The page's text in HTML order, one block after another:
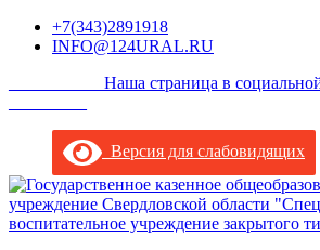
Перейти+7(343)2891918
INFO@124URAL.RU
___________Наша страница в
Версия для слабовидящих